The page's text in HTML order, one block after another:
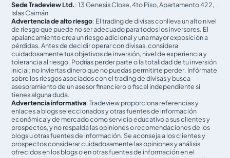
Sede Tradeview Ltd.: 13 Genesis Close, 4to Piso, Apartamento 422,
Islas Caimán
Advertencia de alto riesgo: El trading de divisas conlleva un alto nivel
de riesgo que puede no ser adecuado para todos los inversores. El
apalancamiento crea un riesgo adicional y una mayor exposición a
pérdidas. Antes de decidir operar con divisas, considera
cuidadosamente tus objetivos de inversión, nivel de experiencia y
tolerancia al riesgo. Podrías perder parte o la totalidad de tu inversión
inicial; no inviertas dinero que no puedas permitirte perder. Infórmate
sobre los riesgos asociados con el trading de divisas y busca
asesoramiento de un asesor financiero o fiscal independiente si
tienes alguna duda.
Advertencia informativa: Tradeview proporciona referencias y
enlaces a blogs seleccionados y otras fuentes de información
económica y de mercado como servicio educativo a sus clientes y
prospectos, y no respalda las opiniones o recomendaciones de los
blogs u otras fuentes de información. Se aconseja a los clientes y
prospectos considerar cuidadosamente las opiniones y análisis
ofrecidos en los blogs o en otras fuentes de información en el